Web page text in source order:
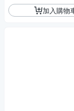
加入購物